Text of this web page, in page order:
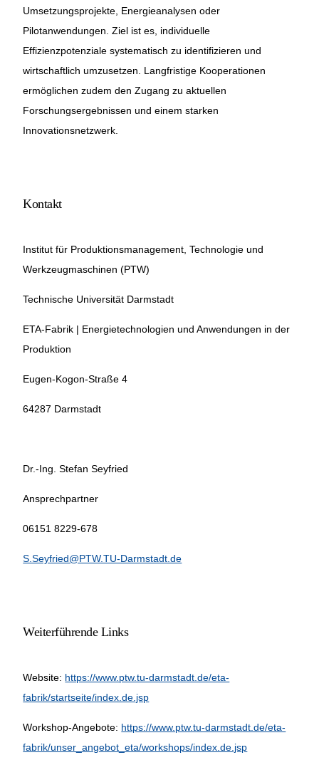
Umsetzungsprojekte, Energieanalysen oder
Pilotanwendungen. Ziel ist es, individuelle
Effizienzpotenziale systematisch zu identifizieren und
wirtschaftlich umzusetzen. Langfristige Kooperationen
ermöglichen zudem den Zugang zu aktuellen
Forschungsergebnissen und einem starken
Innovationsnetzwerk.
Kontakt
Institut für Produktionsmanagement, Technologie und
Werkzeugmaschinen (PTW)
Technische Universität Darmstadt
ETA-Fabrik | Energietechnologien und Anwendungen in der
Produktion
Eugen-Kogon-Straße 4
64287 Darmstadt
Dr.-Ing. Stefan Seyfried
Ansprechpartner
06151 8229-678
S.Seyfried@PTW.TU-Darmstadt.de
Weiterführende Links
Website: https://www.ptw.tu-darmstadt.de/eta-
fabrik/startseite/index.de.jsp
Workshop-Angebote: https://www.ptw.tu-darmstadt.de/eta-
fabrik/unser_angebot_eta/workshops/index.de.jsp